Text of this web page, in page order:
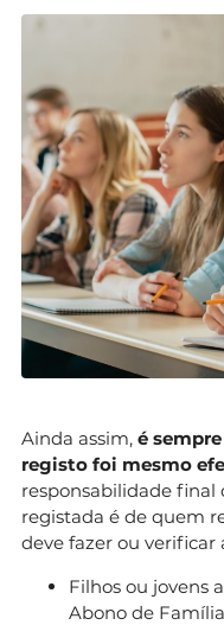
Ainda assim, é
registo foi mesmo
responsabilidade final
registada é de quem
deve fazer ou verificar
Filhos ou jovens
Abono de